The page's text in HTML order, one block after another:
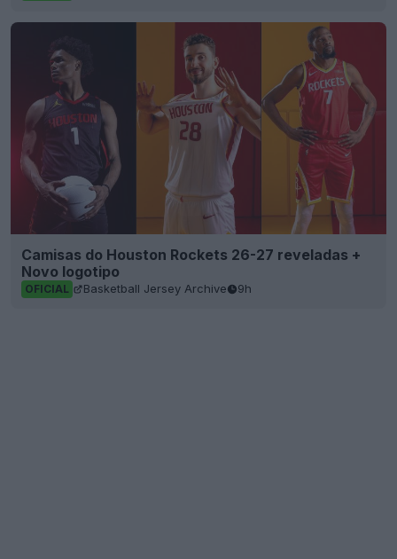
Camisas do Houston Rockets 26-27 reveladas +
Novo logotipo
OFICIAL Basketball Jersey Archive 9h